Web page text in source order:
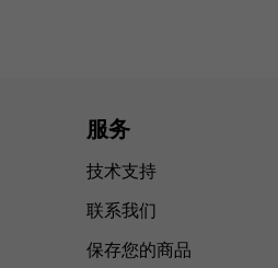
服务
技术支持
联系我们
保存您的商品